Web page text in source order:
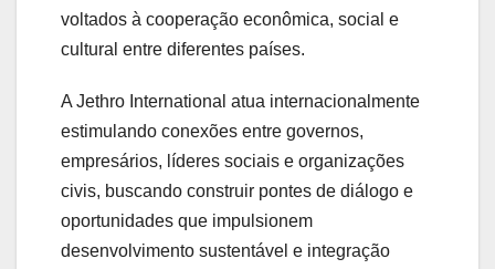
voltados à cooperação econômica, social e
cultural entre diferentes países.
A Jethro International atua internacionalmente
estimulando conexões entre governos,
empresários, líderes sociais e organizações
civis, buscando construir pontes de diálogo e
oportunidades que impulsionem
desenvolvimento sustentável e integração